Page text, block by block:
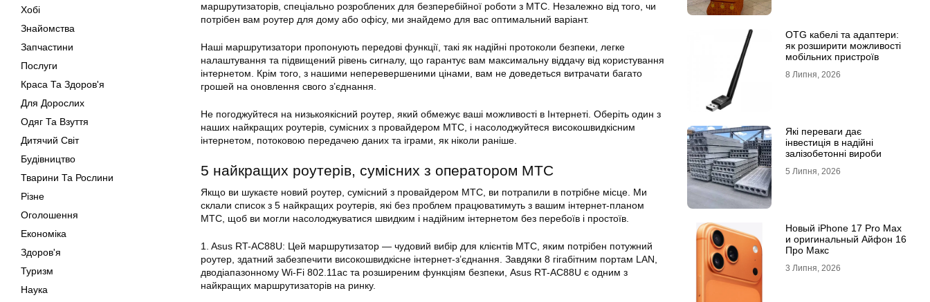
Хобі
Знайомства
Запчастини
Послуги
Краса Та Здоров'я
Для Дорослих
Одяг Та Взуття
Дитячий Світ
Будівництво
Тварини Та Рослини
Різне
Оголошення
Економіка
Здоров'я
Туризм
Наука
маршрутизаторів, спеціально розроблених для безперебійної роботи з МТС. Незалежно від того, чи
потрібен вам роутер для дому або офісу, ми знайдемо для вас оптимальний варіант.
Наші маршрутизатори пропонують передові функції, такі як надійні протоколи безпеки, легке
налаштування та підвищений рівень сигналу, що гарантує вам максимальну віддачу від користування
інтернетом. Крім того, з нашими неперевершеними цінами, вам не доведеться витрачати багато
грошей на оновлення свого з’єднання
Не погоджуйтеся на низькоякісний роутер, який обмежує ваші можливості в Інтернеті. Оберіть один з
наших найкращих роутерів, сумісних з провайдером МТС, і насолоджуйтеся високошвидкісним
інтернетом, потоковою передачею даних та іграми, як ніколи раніше.
5 найкращих роутерів, сумісних з оператором МТС
Якщо ви шукаєте новий роутер, сумісний з провайдером МТС, ви потрапили в потрібне місце. Ми
склали список з 5 найкращих роутерів, які без проблем працюватимуть з вашим інтернет-планом
МТС, щоб ви могли насолоджуватися швидким і надійним інтернетом без перебоїв і простоїв.
1. Asus RT-AC88U: Цей маршрутизатор — чудовий вибір для клієнтів МТС, яким потрібен потужний
роутер, здатний забезпечити високошвидкісне інтернет-з’єднання . Завдяки 8 гігабітним портам LAN,
дводіапазонному Wi-Fi 802.11ac та розширеним функціям безпеки, Asus RT-AC88U є одним з
найкращих маршрутизаторів на ринку.
OTG кабелі та адаптери:
як розширити можливості
мобільних пристроїв
8 Липня, 2026
Які переваги дає
інвестиція в надійні
залізобетонні вироби
5 Липня, 2026
Новый iPhone 17 Pro Max
и оригинальный Айфон 16
Про Макс
3 Липня, 2026